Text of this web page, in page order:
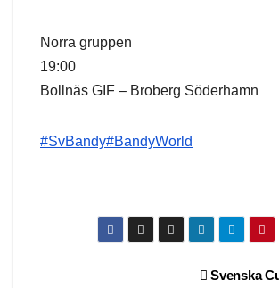
Norra gruppen
19:00
Bollnäs GIF – Broberg Söderhamn
#SvBandy#BandyWorld
Svenska